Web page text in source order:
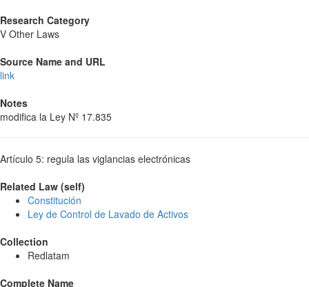
Research Category
V Other Laws
Source Name and URL
link
Notes
modifica la Ley Nº 17.835
Artículo 5: regula las viglancias electrónicas
Related Law (self)
Constitución
Ley de Control de Lavado de Activos
Collection
Redlatam
Complete Name